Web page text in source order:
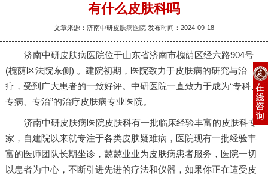
有什么皮肤科吗
文章来源：济南中研皮肤病医院 发布时间：2024-09-18
济南中研皮肤病医院位于山东省济南市槐荫区经六路904号
(槐荫区法院东侧) 。建院初期，医院致力于皮肤病的研究与治
疗，受到广大患者的一致好评。中研医院一直致力于成为“专科、
专病、专治”的治疗皮肤病专业医院。
济南中研皮肤病医院皮肤科有一批临床经验丰富的皮肤科专
家，自建院以来就专注于各类皮肤疑难病，医院现有一批经验丰
富的医师团队长期坐诊，兢兢业业为皮肤病患者服务，医院一切
以患者为中心，不断引进先进的疗法和仪器，如果你正在遭受皮